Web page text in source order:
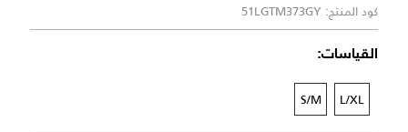
كود المنتج: 51LGTM373GY
القياسات:
L/XL
S/M